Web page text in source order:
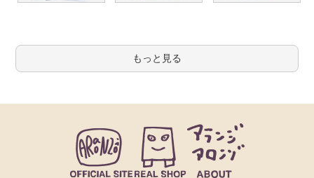
もっと見る